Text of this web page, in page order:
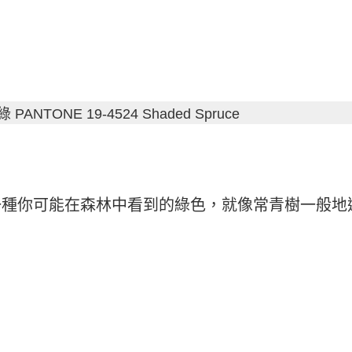
PANTONE 19-4524 Shaded Spruce
你可能在森林中看到的綠色，就像常青樹一般地